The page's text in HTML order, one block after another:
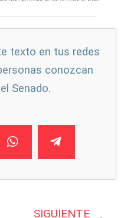
texto en tus redes
conozcan
Senado.
SIGUIENTE